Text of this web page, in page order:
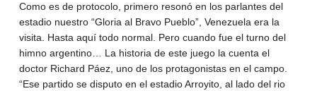
Como es de protocolo, primero resonó en los parlantes del
estadio nuestro “Gloria al Bravo Pueblo”, Venezuela era la
visita. Hasta aquí todo normal. Pero cuando fue el turno del
himno argentino… La historia de este juego la cuenta el
doctor Richard Páez, uno de los protagonistas en el campo.
“Ese partido se disputo en el estadio Arroyito, al lado del rio